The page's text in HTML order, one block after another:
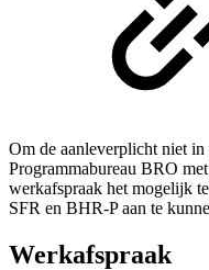
Om de aanleverplicht niet in
Programmabureau BRO
werkafspraak het mogelijk
SFR en BHR-P aan te
Werkafspraak